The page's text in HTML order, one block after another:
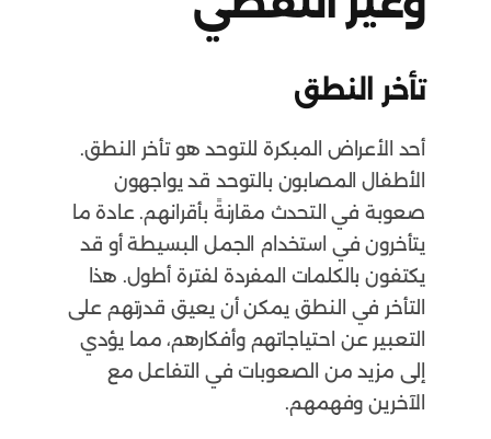
تأخر النطق
أحد الأعراض المبكرة للتوحد هو تأخر النطق.
الأطفال المصابون بالتوحد قد يواجهون
صعوبة في التحدث مقارنةً بأقرانهم. عادة ما
يتأخرون في استخدام الجمل البسيطة أو قد
يكتفون بالكلمات المفردة لفترة أطول. هذا
التأخر في النطق يمكن أن يعيق قدرتهم على
التعبير عن احتياجاتهم وأفكارهم، مما يؤدي
إلى مزيد من الصعوبات في التفاعل مع
الآخرين وفهمهم.